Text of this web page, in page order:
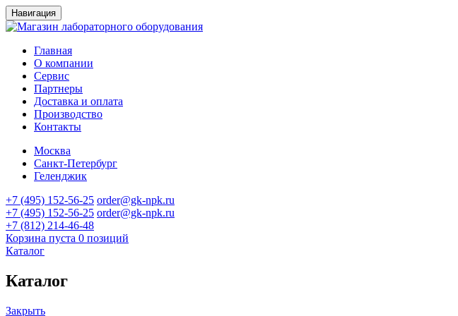
Навигация
Главная
О компании
Сервис
Партнеры
Доставка и оплата
Производство
Контакты
Москва
Санкт-Петербург
Геленджик
+7 (495) 152-56-25 order@gk-npk.ru
+7 (495) 152-56-25 order@gk-npk.ru
+7 (812) 214-46-48
Корзина пуста 0 позиций
Каталог
Каталог
Закрыть